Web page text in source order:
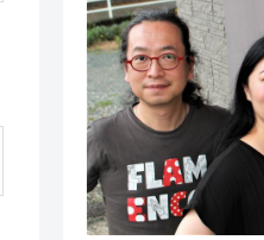
Outlook Live